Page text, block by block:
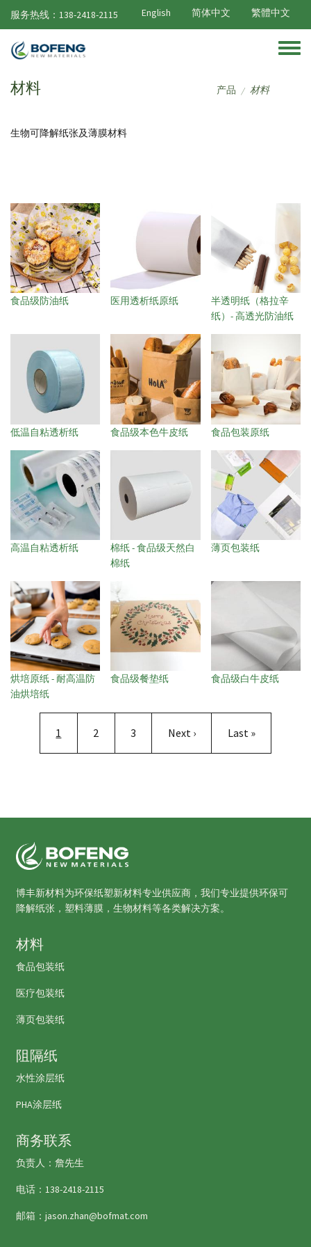
跳转到主要内容
服务热线：138-2418-2115 English 简体中文 繁體中文
Toggle
材料 产品 / 材料
生物可降解纸张及薄膜材料
食品级防油纸 医用透析纸原纸
半透明纸（格拉辛
纸）- 高透光防油纸
低温自粘透析纸 食品级本色牛皮纸 食品包装原纸
高温自粘透析纸
棉纸 - 食品级天然白
棉纸
薄页包装纸
烘培原纸 - 耐高温防
油烘培纸
食品级餐垫纸 食品级白牛皮纸
当前页
1 Page
2 Page
3 下一页
Next › 末页
Last »
博丰新材料为环保纸塑新材料专业供应商，我们专业提供环保可
降解纸张，塑料薄膜，生物材料等各类解决方案。
材料
食品包装纸
医疗包装纸
薄页包装纸
阻隔纸
水性涂层纸
PHA涂层纸
商务联系
负责人：詹先生
电话：138-2418-2115
邮箱：jason.zhan@bofmat.com